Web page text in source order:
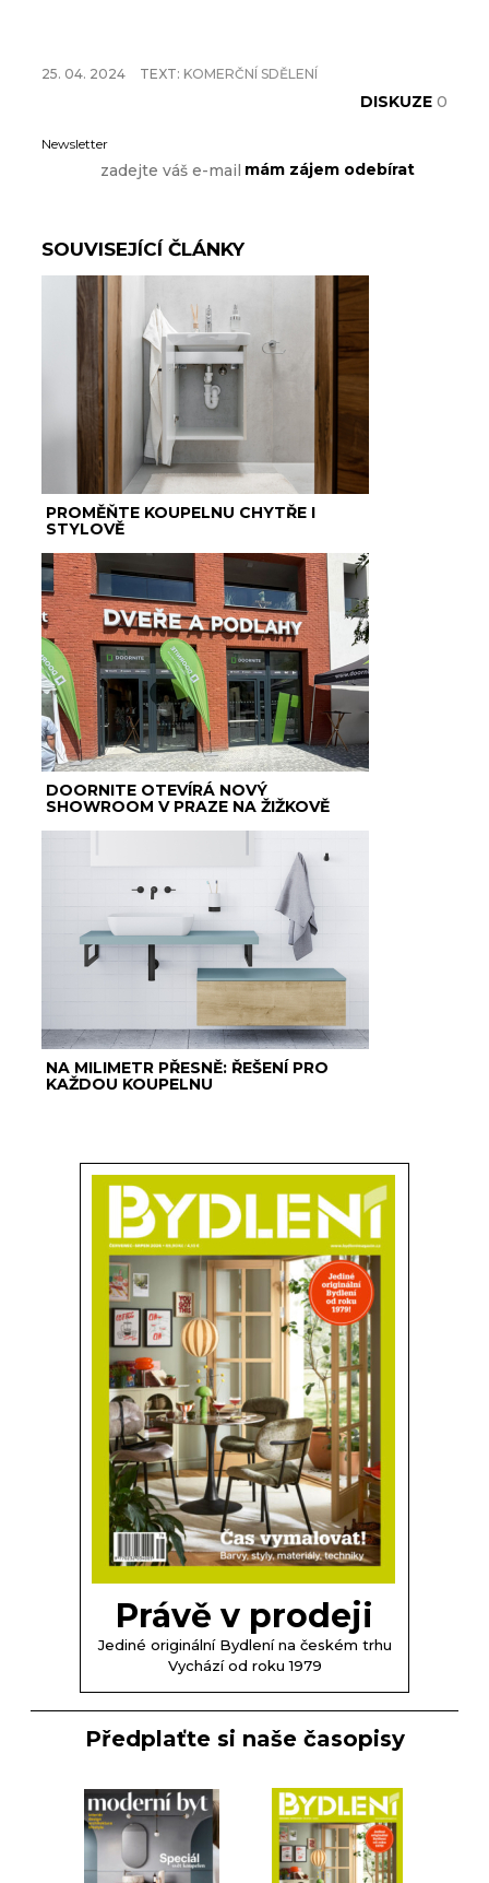
25. 04. 2024 TEXT: KOMERČNÍ SDĚLENÍ
DISKUZE 0
Newsletter
SOUVISEJÍCÍ ČLÁNKY
PROMĚŇTE KOUPELNU CHYTŘE I
STYLOVĚ
DOORNITE OTEVÍRÁ NOVÝ
SHOWROOM V PRAZE NA ŽIŽKOVĚ
NA MILIMETR PŘESNĚ: ŘEŠENÍ PRO
KAŽDOU KOUPELNU
Právě v prodeji
Jediné originální Bydlení na českém trhu
Vychází od roku 1979
Předplaťte si naše časopisy